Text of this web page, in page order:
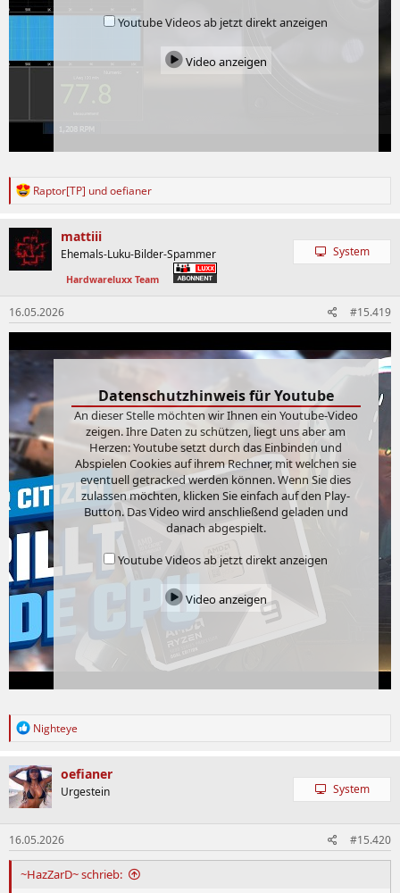
Youtube Videos ab jetzt direkt anzeigen
Video anzeigen
R
k
t
i
o
n
:
Raptor[TP] undoefianer
mattiii
Ehemals-Luku-Bilder-Spammer
Hardwareluxx Team
System
16.05.2026 #15.419
Datenschutzhinweis für Youtube
An dieser Stelle möchten wir Ihnen ein Youtube-Video
zeigen. Ihre Daten zu schützen, liegt uns aber am
Herzen: Youtube setzt durch das Einbinden und
Abspielen Cookies auf ihrem Rechner, mit welchen sie
eventuell getracked werden können. Wenn Sie dies
zulassen möchten, klicken Sie einfach auf den Play-
Button. Das Video wird anschließend geladen und
danach abgespielt.
Youtube Videos ab jetzt direkt anzeigen
Video anzeigen
R
k
t
i
o
n
e
n
:
Nighteye
oefianer
Urgestein System
16.05.2026 #15.420
~HazZarD~ schrieb: